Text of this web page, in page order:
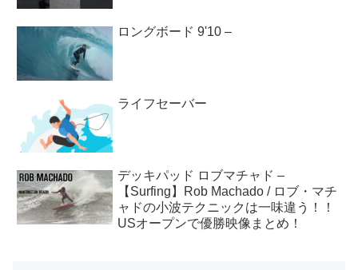
ロングボード 9'10 –
ライフセーバー
デッキパッド ロブマチャド –
【Surfing】Rob Machado / ロブ・マチ
ャドの小波テクニックは一味違う！！
USオープンで優勝映像まとめ！